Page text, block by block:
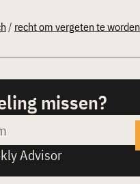
/ recht om vergeten te worden
missen?
Advisor